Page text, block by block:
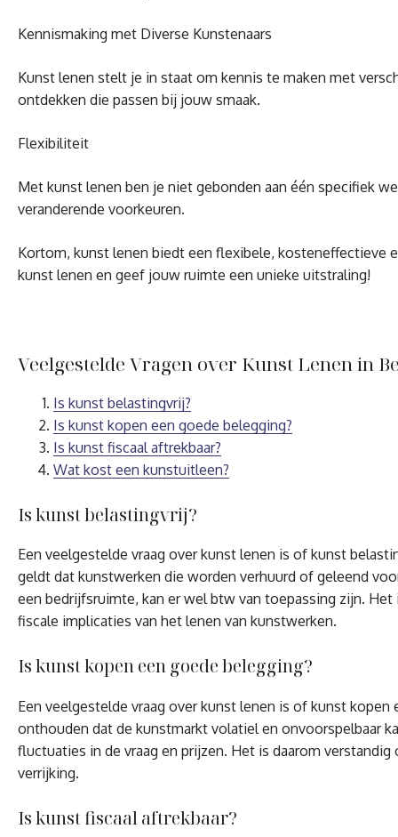
Kennismaking met Diverse Kunstenaars
Kunst lenen stelt je in staat om kennis te maken met
ontdekken die passen bij jouw smaak.
Flexibiliteit
Met kunst lenen ben je niet gebonden aan één specifiek
veranderende voorkeuren.
Kortom, kunst lenen biedt een flexibele, kosteneffectieve
kunst lenen en geef jouw ruimte een unieke uitstraling!
Veelgestelde Vragen over Kunst Lenen in
Is kunst belastingvrij?
Is kunst kopen een goede belegging?
Is kunst fiscaal aftrekbaar?
Wat kost een kunstuitleen?
Is kunst belastingvrij?
Een veelgestelde vraag over kunst lenen is of kunst
geldt dat kunstwerken die worden verhuurd of geleend
een bedrijfsruimte, kan er wel btw van toepassing zijn.
fiscale implicaties van het lenen van kunstwerken.
Is kunst kopen een goede belegging?
Een veelgestelde vraag over kunst lenen is of kunst
onthouden dat de kunstmarkt volatiel en onvoorspelbaar
fluctuaties in de vraag en prijzen. Het is daarom
verrijking.
Is kunst fiscaal aftrekbaar?